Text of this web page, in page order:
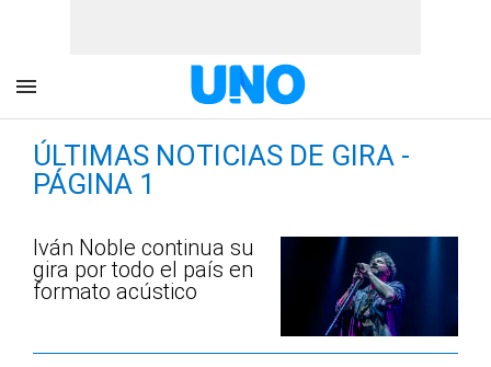
ÚLTIMAS NOTICIAS DE GIRA -
PÁGINA 1
Iván Noble continua su
gira por todo el país en
formato acústico